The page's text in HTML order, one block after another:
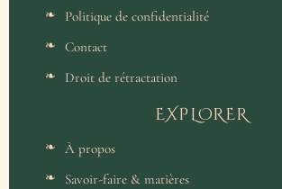
Politique de confidentialité
Contact
Droit de rétractation
EXPLORER
À propos
Savoir-faire & matières